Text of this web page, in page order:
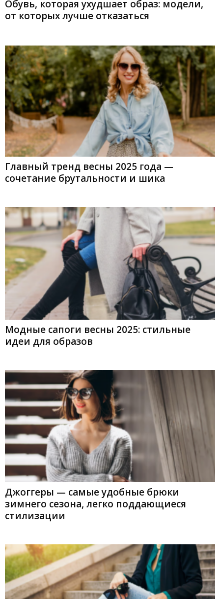
Обувь, которая ухудшает образ: модели,
от которых лучше отказаться
Главный тренд весны 2025 года —
сочетание брутальности и шика
Модные сапоги весны 2025: стильные
идеи для образов
Джоггеры — самые удобные брюки
зимнего сезона, легко поддающиеся
стилизации